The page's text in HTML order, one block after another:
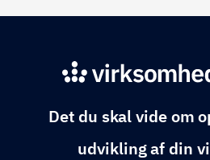
Det du skal vide om
udvikling af din